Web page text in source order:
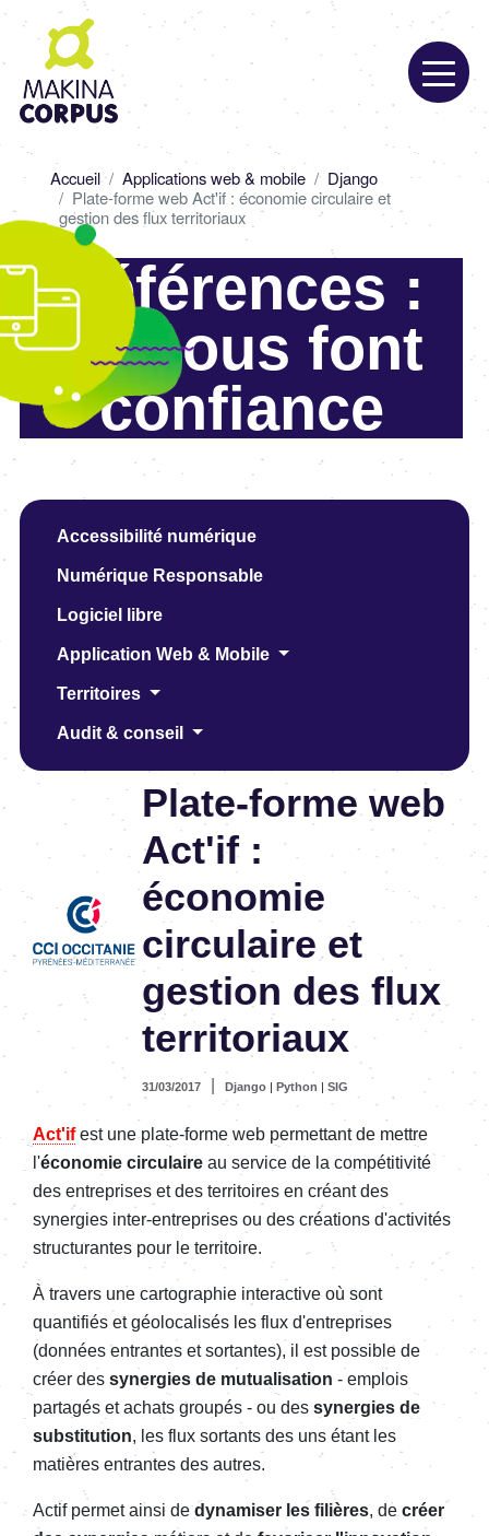
Aller
contenu
principal
d'Ariane
Accueil Applications web & mobile
Django
Plate-forme web Act'if : économie circulaire et
gestion des flux territoriaux
Références :
ils nous font
confiance
Accessibilité numérique
Numérique Responsable
Logiciel libre
Application Web & Mobile
Territoires
Audit & conseil
Plate-forme web
Act'if :
économie
circulaire et
gestion des flux
territoriaux
31/03/2017 Django| Python | SIG
Act'ifest une plate-forme web permettant de mettre
l'économie circulaire au service de la compétitivité
des entreprises et des territoires en créant des
synergies inter-entreprises ou des créations d'activités
structurantes pour le territoire.
À travers une cartographie interactive où sont
quantifiés et géolocalisés les flux d'entreprises
(données entrantes et sortantes), il est possible de
créer des synergies de mutualisation - emplois
partagés et achats groupés - ou des synergies de
substitution, les flux sortants des uns étant les
matières entrantes des autres.
Actif permet ainsi dedynamiser les filières, de créer